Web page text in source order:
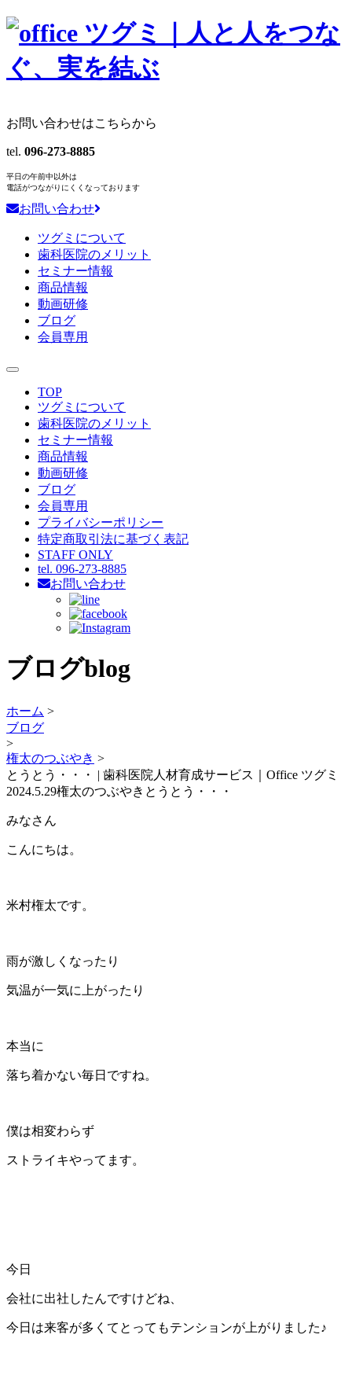
お問い合わせはこちらから
tel. 096-273-8885
平日の午前中以外は
電話がつながりにくくなっております
お問い合わせ
ツグミについて
歯科医院のメリット
セミナー情報
商品情報
動画研修
ブログ
会員専用
toggle
navigation
TOP
ツグミについて
歯科医院のメリット
セミナー情報
商品情報
動画研修
ブログ
会員専用
プライバシーポリシー
特定商取引法に基づく表記
STAFF ONLY
tel. 096-273-8885
お問い合わせ
ブログblog
ホーム >
ブログ
>
権太のつぶやき >
とうとう・・・ | 歯科医院人材育成サービス｜Office ツグミ
2024.5.29権太のつぶやき とうとう・・・
みなさん
こんにちは。
米村権太です。
雨が激しくなったり
気温が一気に上がったり
本当に
落ち着かない毎日ですね。
僕は相変わらず
ストライキやってます。
今日
会社に出社したんですけどね、
今日は来客が多くてとってもテンションが上がりました♪